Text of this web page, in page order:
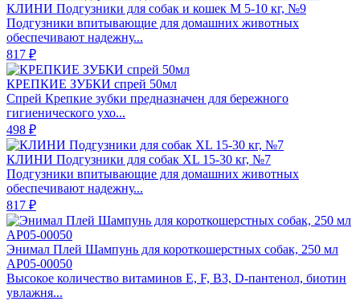
КЛИНИ Подгузники для собак и кошек М 5-10 кг, №9
Подгузники впитывающие для домашних животных
обеспечивают надежну...
817 ₽
КРЕПКИЕ ЗУБКИ спрей 50мл
Спрей Крепкие зубки предназначен для бережного
гигиенического ухо...
498 ₽
КЛИНИ Подгузники для собак XL 15-30 кг, №7
Подгузники впитывающие для домашних животных
обеспечивают надежну...
817 ₽
Энимал Плей Шампунь для короткошерстных собак, 250 мл
АР05-00050
Высокое количество витаминов E, F, B3, D-пантенол, биотин
увлажня...